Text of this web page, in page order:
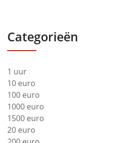
Categorieën
1 uur
10 euro
100 euro
1000 euro
1500 euro
20 euro